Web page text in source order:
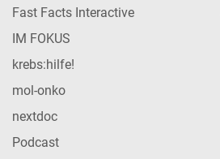
Fast Facts Interactive
IM FOKUS
krebs:hilfe!
mol-onko
nextdoc
Podcast